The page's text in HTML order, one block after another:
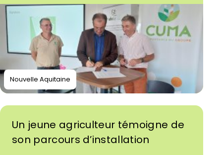
Nouvelle Aquitaine
Un jeune agriculteur témoigne de
son parcours d’installation